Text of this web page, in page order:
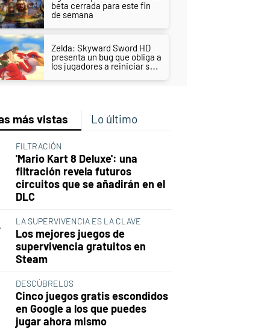
beta cerrada para este fin
de semana
Zelda: Skyward Sword HD
presenta un bug que obliga a
los jugadores a reiniciar su
más vistas Lo último
FILTRACIÓN
'Mario Kart 8 Deluxe': una
filtración revela futuros
circuitos que se añadirán en el
DLC
LA SUPERVIVENCIA ES LA CLAVE
Los mejores juegos de
supervivencia gratuitos en
Steam
DESCÚBRELOS
Cinco juegos gratis escondidos
en Google a los que puedes
jugar ahora mismo